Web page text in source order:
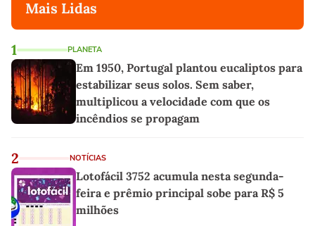
Mais Lidas
1 PLANETA
Em 1950, Portugal plantou eucaliptos para
estabilizar seus solos. Sem saber,
multiplicou a velocidade com que os
incêndios se propagam
2 NOTÍCIAS
Lotofácil 3752 acumula nesta segunda-
feira e prêmio principal sobe para R$ 5
milhões